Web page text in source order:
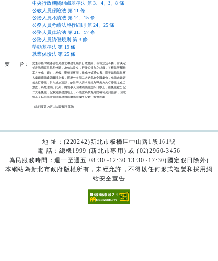
中央行政機關組織基準法 第 3、4、2、8 條
公教人員保險法 第 11 條
公務人員考績法 第 14、15 條
公務人員考績法施行細則 第 24、25 條
公務人員俸給法 第 21、17 條
公務人員請假規則 第 3 條
勞動基準法 第 19 條
就業保險法 第 25 條
要
旨：
交通部臺灣鐵路管理局臺北機務段屬於行政機關，係就法定事務，有決定
並表示國家意思於外部，為依法設立，行使公權力之組織，有權就所屬員
工之考成（績）、差假、勤惰等事項，作成考成通知書。而臺鐵局就當事
人繼續曠職達四日以上者，即應一次記二大過而為免職處分，免職未確定
前先行停職，於法並無違誤，故當事人請求確認免職處分先行停職之處分
無效，為無理由。此外，將當事人因繼續曠職達四日以上，經免職處分記
二大過免職，記載於服務證明上，不能認為其有具體權利受到侵害，因此
當事人起訴請求刪除服務證明書備註欄之記載，並無理由。
（裁判要旨內容由法源資訊撰寫）
地 址：(220242)新北市板橋區中山路1段161號
電 話：總機1999 (新北市專用) 或 (02)2960-3456
為民服務時間：週一至週五 08:30~12:30 13:30~17:30(國定假日除外)
本網站為新北市政府版權所有，未經允許，不得以任何形式複製和採用網
站安全宣告